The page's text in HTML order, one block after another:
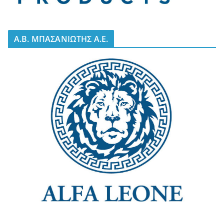
A.B. ΜΠΑΣΑΝΙΩΤΗΣ Α.Ε.